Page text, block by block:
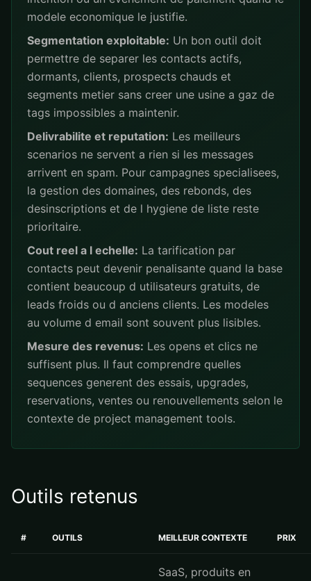
modele economique le justifie.
Segmentation exploitable: Un bon outil doit
permettre de separer les contacts actifs,
dormants, clients, prospects chauds et
segments metier sans creer une usine a gaz de
tags impossibles a maintenir.
Delivrabilite et reputation: Les meilleurs
scenarios ne servent a rien si les messages
arrivent en spam. Pour campagnes specialisees,
la gestion des domaines, des rebonds, des
desinscriptions et de l hygiene de liste reste
prioritaire.
Cout reel a l echelle: La tarification par
contacts peut devenir penalisante quand la base
contient beaucoup d utilisateurs gratuits, de
leads froids ou d anciens clients. Les modeles
au volume d email sont souvent plus lisibles.
Mesure des revenus: Les opens et clics ne
suffisent plus. Il faut comprendre quelles
sequences generent des essais, upgrades,
reservations, ventes ou renouvellements selon le
contexte de project management tools.
Outils retenus
# OUTILS MEILLEUR CONTEXTE PRIX
SaaS, produits en